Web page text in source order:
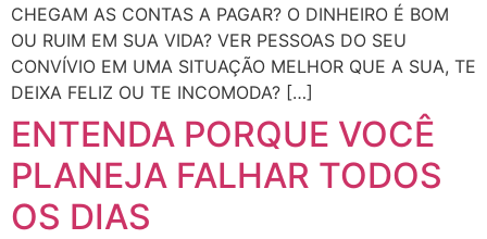
CHEGAM AS CONTAS A PAGAR? O DINHEIRO É BOM
OU RUIM EM SUA VIDA? VER PESSOAS DO SEU
CONVÍVIO EM UMA SITUAÇÃO MELHOR QUE A SUA, TE
DEIXA FELIZ OU TE INCOMODA? […]
ENTENDA PORQUE VOCÊ
PLANEJA FALHAR TODOS
OS DIAS